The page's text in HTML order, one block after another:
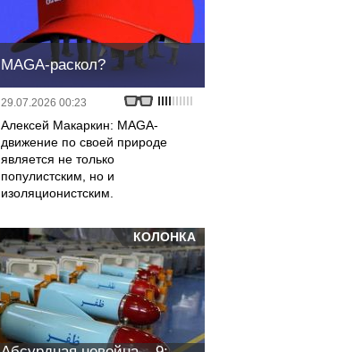
MAGA-раскол?
29.07.2026 00:23
Алексей Макаркин: MAGA-
движение по своей природе
является не только
популистским, но и
изоляционистским.
КОЛОНКА